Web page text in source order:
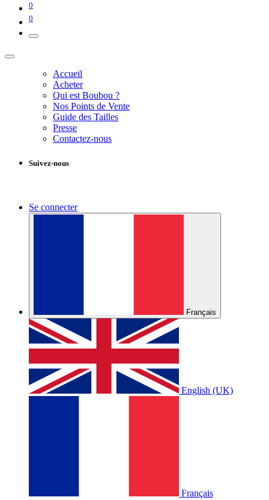
0
0
Accueil
Acheter
Qui est Boubou ?
Nos Points de Vente
Guide des Tailles
Presse
Contactez-nous
Suivez-nous
Se connecter
Français
English (UK)
Français